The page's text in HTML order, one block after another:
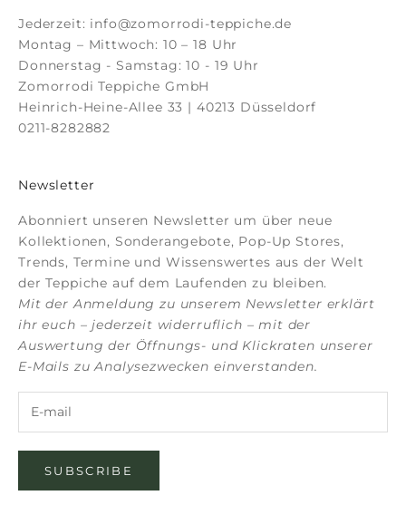
Jederzeit: info@zomorrodi-teppiche.de
Montag – Mittwoch: 10 – 18 Uhr
Donnerstag - Samstag: 10 - 19 Uhr
Zomorrodi Teppiche GmbH
Heinrich-Heine-Allee 33 | 40213 Düsseldorf
0211-8282882
Newsletter
Abonniert unseren Newsletter um über neue
Kollektionen, Sonderangebote, Pop-Up Stores,
Trends, Termine und Wissenswertes aus der Welt
der Teppiche auf dem Laufenden zu bleiben.
Mit der Anmeldung zu unserem Newsletter erklärt
ihr euch – jederzeit widerruflich – mit der
Auswertung der Öffnungs- und Klickraten unserer
E-Mails zu Analysezwecken einverstanden.
SUBSCRIBE